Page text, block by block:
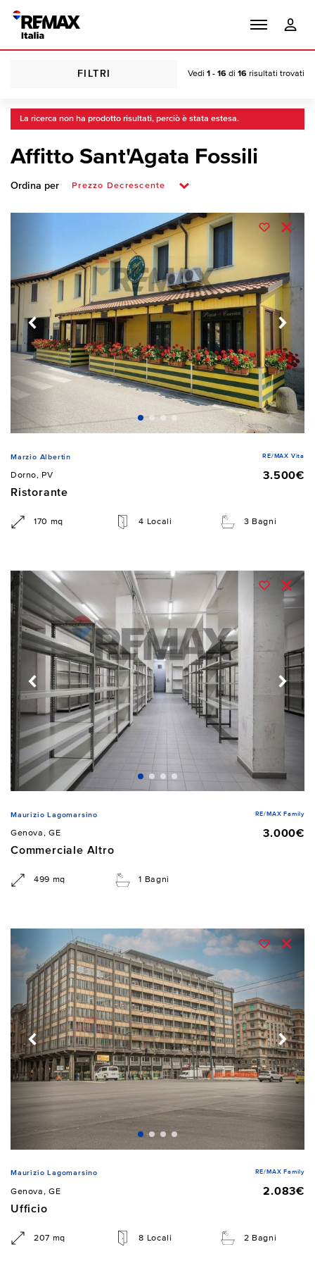
FILTRI Vedi 1 - 16 di 16 risultati trovati
La ricerca non ha prodotto risultati, perciò è stata estesa.
Affitto Sant'Agata Fossili
Ordina per
Marzio Albertin RE/MAX Vita
Dorno, PV
3.500€
Ristorante
170 mq 4 Locali 3 Bagni
Maurizio Lagomarsino RE/MAX Family
Genova, GE
3.000€
Commerciale Altro
499 mq 1 Bagni
Maurizio Lagomarsino RE/MAX Family
Genova, GE
2.083€
Ufficio
207 mq 8 Locali 2 Bagni